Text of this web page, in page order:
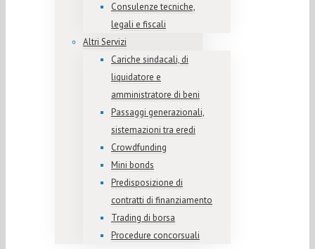
Consulenze tecniche,
legali e fiscali
Altri Servizi
Cariche sindacali, di
liquidatore e
amministratore di beni
Passaggi generazionali,
sistemazioni tra eredi
Crowdfunding
Mini bonds
Predisposizione di
contratti di finanziamento
Trading di borsa
Procedure concorsuali